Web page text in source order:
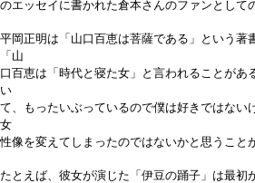
のエッセイに書かれた倉本さんのファンとして
平岡正明は「山口百恵は菩薩である」という著
「山
口百恵は「時代と寝た女」と言われることがあ
い
て、もったいぶっているので僕は好きではない
女
性像を変えてしまったのではないかと思うこと
たとえば、彼女が演じた「伊豆の踊子」は最初